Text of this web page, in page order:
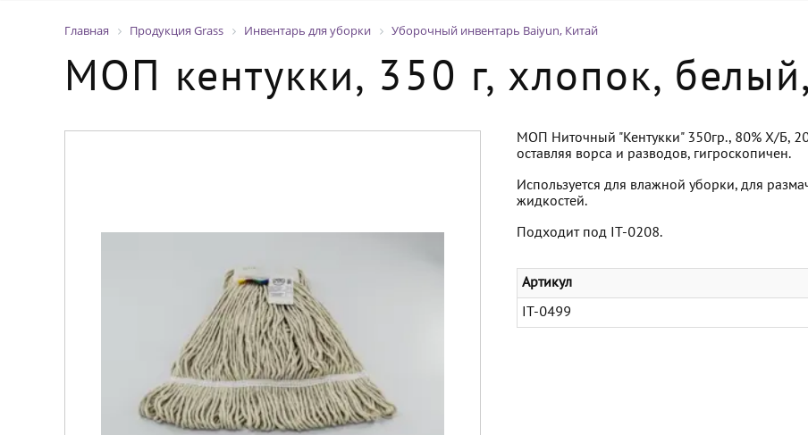
Главная Продукция Grass Инвентарь для уборки Уборочный инвентарь Baiyun, Китай
МОП кентукки, 350 г, хлопок,
МОП Ниточный "Кентукки" 350гр., 80% Х/Б,
оставляя ворса и разводов, гигроскопичен.
Используется для влажной уборки, для
жидкостей.
Подходит под IT-0208.
Артикул
IT-0499